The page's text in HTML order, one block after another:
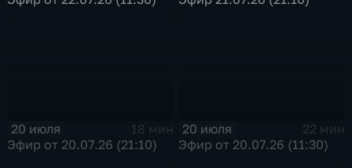
20 июля
18 мин
Эфир от 20.07.26 (21:10)
20 июля
22 мин
Эфир от 20.07.26 (11:30)